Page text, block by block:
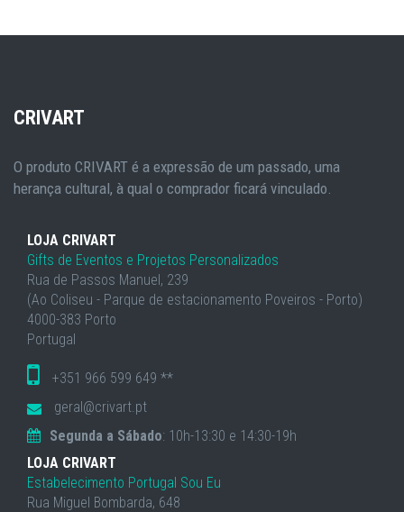
CRIVART
O produto CRIVART é a expressão de um passado, uma
herança cultural, à qual o comprador ficará vinculado.
LOJA CRIVART
Gifts de Eventos e Projetos Personalizados
Rua de Passos Manuel, 239
(Ao Coliseu - Parque de estacionamento Poveiros - Porto)
4000-383 Porto
Portugal
+351 966 599 649 **
geral@crivart.pt
Segunda a Sábado: 10h-13:30 e 14:30-19h
LOJA CRIVART
Estabelecimento Portugal Sou Eu
Rua Miguel Bombarda, 648